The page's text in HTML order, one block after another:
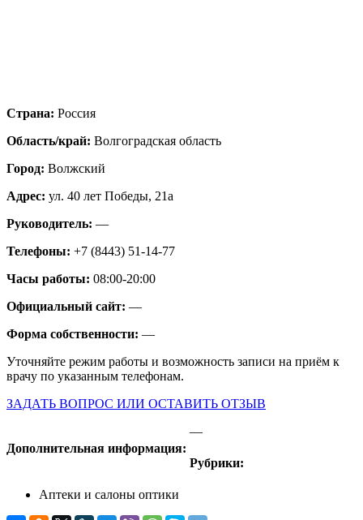
Страна: Россия
Область/край: Волгоградская область
Город: Волжский
Адрес: ул. 40 лет Победы, 21а
Руководитель: —
Телефоны: +7 (8443) 51-14-77
Часы работы: 08:00-20:00
Официальный сайт: —
Форма собственности: —
Уточняйте режим работы и возможность записи на приём к
врачу по указанным телефонам.
ЗАДАТЬ ВОПРОС ИЛИ ОСТАВИТЬ ОТЗЫВ
Дополнительная информация:
—
Рубрики:
Аптеки и салоны оптики